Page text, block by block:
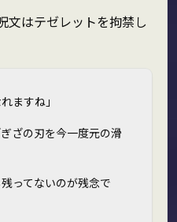
文はテゼレットを拘禁し
ますね」
ざの刃を今一度元の滑
ってないのが残念で